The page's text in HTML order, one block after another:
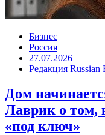
Бизнес
Россия
27.07.2026
Редакция Russian
Дом
Лаврик о том,
«под ключ»